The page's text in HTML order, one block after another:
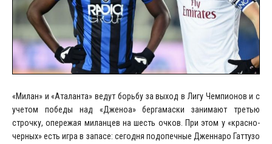
«Милан» и «Аталанта» ведут борьбу за выход в Лигу Чемпионов и с
учетом победы над «Дженоа» бергамаски занимают третью
строчку, опережая миланцев на шесть очков. При этом у «красно-
черных» есть игра в запасе: сегодня подопечные Дженнаро Гаттузо